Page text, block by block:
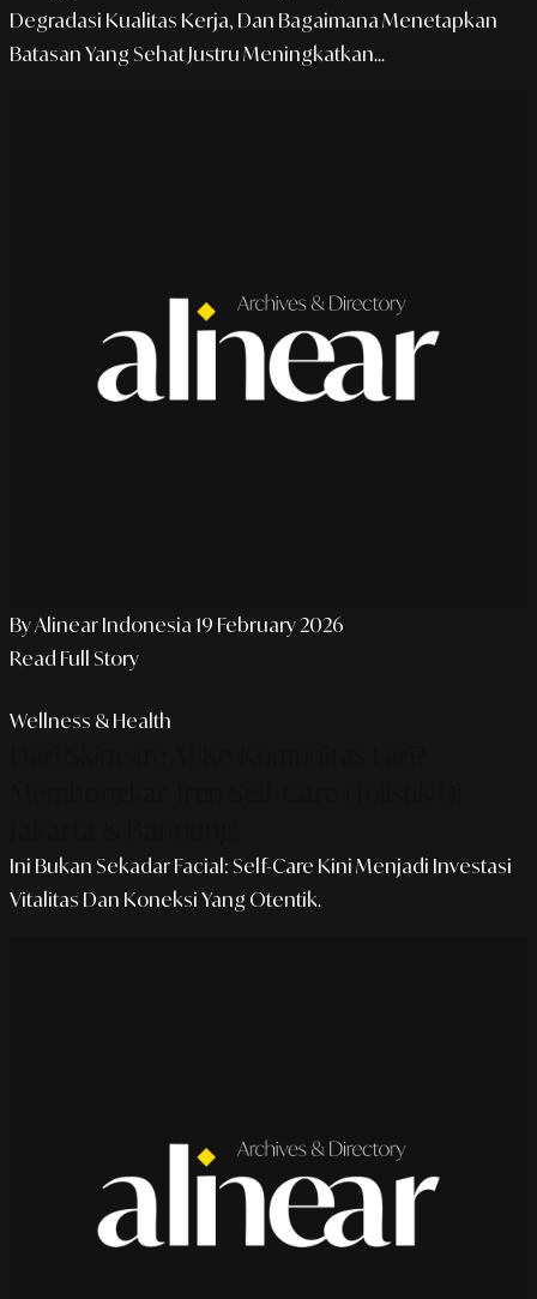
Degradasi Kualitas Kerja, Dan Bagaimana Menetapkan
Batasan Yang Sehat Justru Meningkatkan...
By Alinear Indonesia 19 February 2026
Read Full Story
Wellness & Health
Ini Bukan Sekadar Facial: Self-Care Kini Menjadi Investasi
Vitalitas Dan Koneksi Yang Otentik.